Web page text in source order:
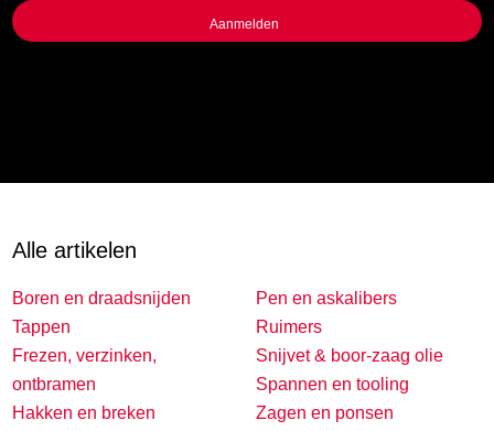
Alle artikelen
Boren en draadsnijden
Tappen
Frezen, verzinken,
ontbramen
Hakken en breken
Pen en askalibers
Ruimers
Snijvet & boor-zaag olie
Spannen en tooling
Zagen en ponsen